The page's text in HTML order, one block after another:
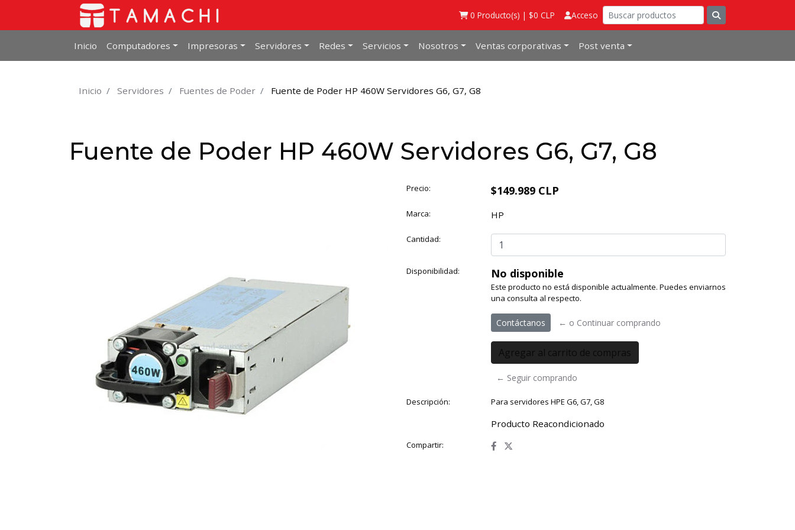
0 Producto(s) | $0 CLP Acceso
Inicio Computadores Impresoras Servidores Redes Servicios Nosotros Ventas corporativas Post venta
Inicio Servidores Fuentes de Poder Fuente de Poder HP 460W Servidores G6, G7, G8
Fuente de Poder HP 460W Servidores G6, G7, G8
Precio: $149.989 CLP
Marca: HP
Cantidad:
Disponibilidad: No disponible
Este producto no está disponible actualmente. Puedes enviarnos
una consulta al respecto.
Contáctanos ← o Continuar comprando
← Seguir comprando
Descripción: Para servidores HPE G6, G7, G8
Producto Reacondicionado
Compartir: